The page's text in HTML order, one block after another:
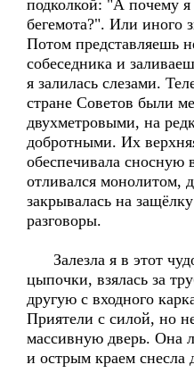
подколкой: "А почему
бегемота?". Или иного
Потом представляешь
собеседника и
я залилась слезами.
стране Советов были
двухметровыми, на
добротными. Их
обеспечивала сносную
отливался монолитом,
закрывалась на
разговоры.
Залезла я в этот
цыпочки, взялась за
другую с входного
Приятели с силой, но
массивную дверь. Она
и острым краем снесла